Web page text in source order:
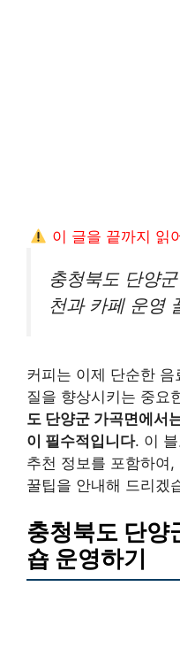
이 글을 끝까지 읽
충청북도 단양
천과 카페 운영
커피는 이제 단순한
질을 향상시키는 중요
도 단양군 가곡면에서
이 필수적입니다. 이
추천 정보를 포함하여
꿀팁을 안내해 드리겠
충청북도 단양
숍 운영하기